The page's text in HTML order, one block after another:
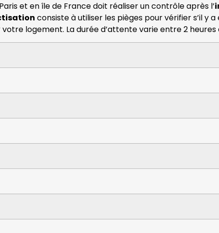
et en île de France doit réaliser un contrôle après l’
consiste à utiliser les pièges pour vérifier s’il y
logement. La durée d’attente varie entre 2